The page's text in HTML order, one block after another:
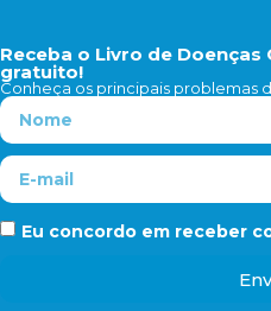
Receba o Livro de
gratuito!
Conheça os principais problemas
Eu concordo em receber